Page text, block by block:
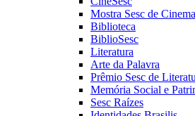
Mostra Sesc de Cinema
Biblioteca
BiblioSesc
Literatura
Arte da Palavra
Prêmio Sesc de
Memória Social e
Sesc Raízes